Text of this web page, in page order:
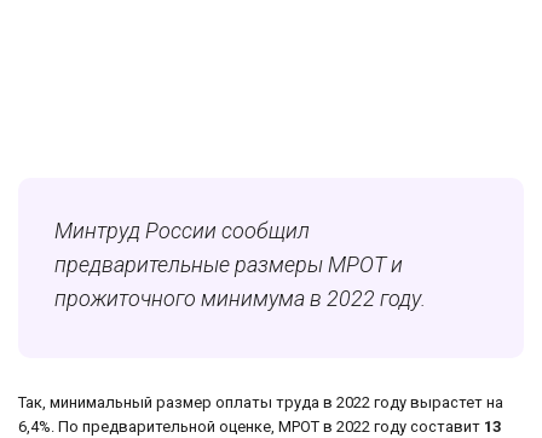
Минтруд России сообщил
предварительные размеры МРОТ и
прожиточного минимума в 2022 году.
Так, минимальный размер оплаты труда в 2022 году вырастет на
6,4%. По предварительной оценке, МРОТ в 2022 году составит 13